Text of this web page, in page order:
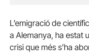
L’emigració de
a Alemanya, ha estat
crisi que més s’ha